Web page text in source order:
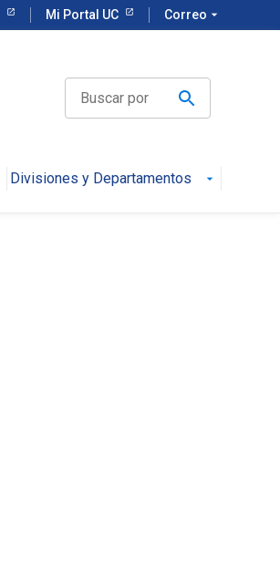
Mi Portal UC Correo arrow_drop_down
Divisiones y Departamentos